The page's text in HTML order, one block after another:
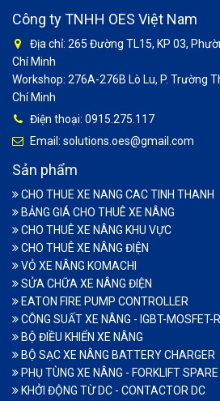
Công ty TNHH OES Việt Nam
Địa chỉ: 265 Đường TL15, KP 03,
Chí Minh
Workshop: 276A-276B Lò Lu, P. Trường
Chí Minh
Điện thoại: 0915.275.117
Email: solutions.oes@gmail.com
Sản phẩm
CHO THUE XE NANG CAC TINH THANH
BẢNG GIÁ CHO THUÊ XE NÂNG
CHO THUÊ XE NÂNG KHU VỰC
CHO THUÊ XE NÂNG ĐIỆN
VỎ XE NÂNG KOMACHI
SỬA CHỮA XE NÂNG ĐIỆN
EATON FIRE PUMP CONTROLLER
CÔNG SUẤT XE NÂNG - IGBT-MOSFET-
BỘ ĐIỀU KHIỂN XE NÂNG
BỘ SẠC XE NÂNG BATTERY CHARGER
PHỤ TÙNG XE NÂNG - FORKLIFT
KHỞI ĐỘNG TỪ DC - CONTACTOR DC